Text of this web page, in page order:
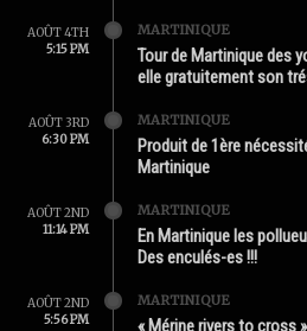
AOÛT 4TH
5:15 PM
MARTINIQUE
Tour de Martinique des
elle gratuitement son
AOÛT 3RD
6:30 PM
MARTINIQUE
Produit de 1ère
Martinique
AOÛT 2ND
11:14 PM
MARTINIQUE
En Martinique les
Des enculés-es !!!
AOÛT 2ND
5:56 PM
MARTINIQUE